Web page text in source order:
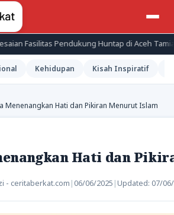
Huntap di Aceh Tamiang
Kehidupan Kisah Inspiratif
Menenangkan Hati dan Pikiran Menurut Islam
Hati dan
- ceritaberkat.com | 06/06/2025 | Updated: 07/